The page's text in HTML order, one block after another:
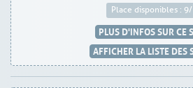
Place disponibles :
PLUS D'INFOS SUR CE
AFFICHER LA LISTE DES